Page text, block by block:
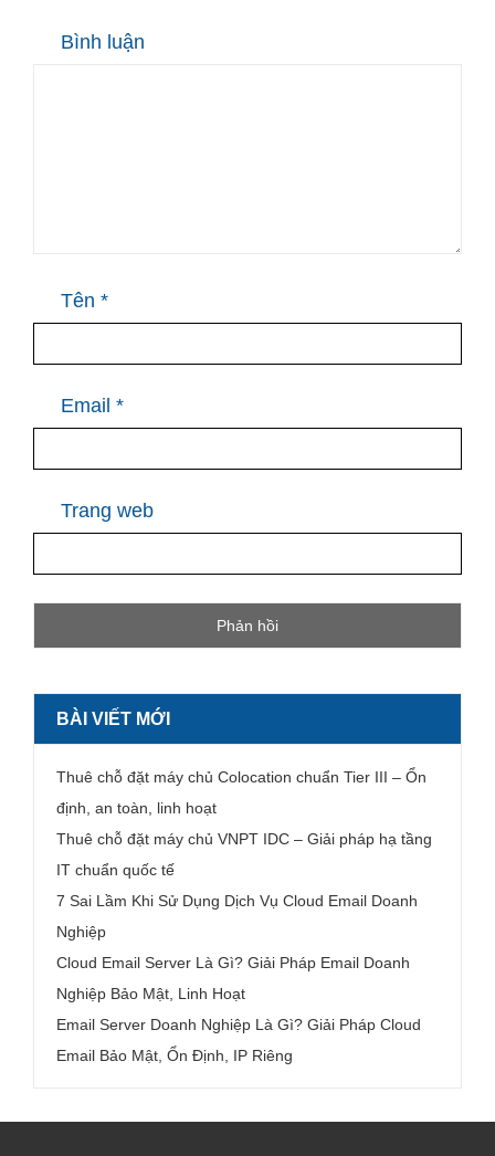
Bình luận
Tên *
Email *
Trang web
BÀI VIẾT MỚI
Thuê chỗ đặt máy chủ Colocation chuẩn Tier III – Ổn
định, an toàn, linh hoạt
Thuê chỗ đặt máy chủ VNPT IDC – Giải pháp hạ tầng
IT chuẩn quốc tế
7 Sai Lầm Khi Sử Dụng Dịch Vụ Cloud Email Doanh
Nghiệp
Cloud Email Server Là Gì? Giải Pháp Email Doanh
Nghiệp Bảo Mật, Linh Hoạt
Email Server Doanh Nghiệp Là Gì? Giải Pháp Cloud
Email Bảo Mật, Ổn Định, IP Riêng